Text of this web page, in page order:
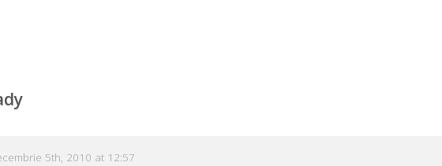
5th, 2010 at 12:57